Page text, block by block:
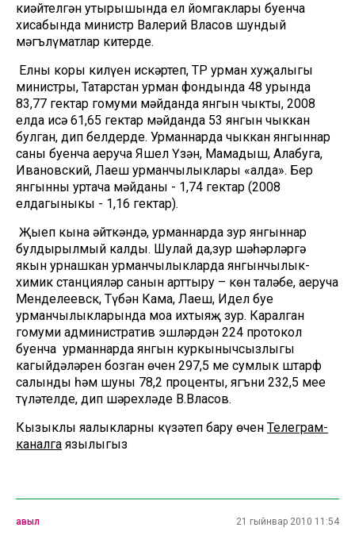
киңәйтелгән утырышында ел йомгаклары буенча
хисабында министр Валерий Власов шундый
мәгълүматлар китерде.
Елның коры килүен искәртеп, ТР урман хуҗалыгы
министры, Татарстан урман фондында 48 урында
83,77 гектар гомуми мәйданда янгын чыкты, 2008
елда исә 61,65 гектар мәйданда 53 янгын чыккан
булган, дип белдерде. Урманнарда чыккан янгыннар
саны буенча аеруча Яшел Үзән, Мамадыш, Алабуга,
Ивановский, Лаеш урманчылыклары «алда». Бер
янгынның уртача мәйданы - 1,74 гектар (2008
елдагыныкы - 1,16 гектар).
Җыеп кына әйткәндә, урманнарда зур янгыннар
булдырылмый калды. Шулай да,зур шәһәрләргә
якын урнашкан урманчылыкларда янгынчылык-
химик станцияләр санын арттыру – көн таләбе, аеруча
Менделеевск, Түбән Кама, Лаеш, Идел буе
урманчылыкларында моңа ихтыяҗ зур. Каралган
гомуми административ эшләрдән 224 протокол
буенча урманнарда янгын куркынычсызлыгы
кагыйдәләрен бозган өчен 297,5 мең сумлык штарф
салынды һәм шуның 78,2 проценты, ягъни 232,5 меңе
түләтелде, дип шәрехләде В.Власов.
Кызыклы яңалыкларны күзәтеп бару өчен Телеграм-
каналга язылыгыз
авыл 21 гыйнвар 2010 11:54